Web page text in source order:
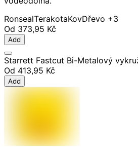
RonsealTerakotaKovDřevo +3
Od 373,95 Kč
Add
Starrett Fastcut Bi-Metalový
Od 413,95 Kč
Add